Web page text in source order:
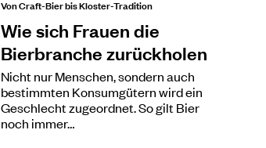
Von Craft-Bier bis Kloster-Tradition
Wie sich Frauen die
Bierbranche zurückholen
Nicht nur Menschen, sondern auch
bestimmten Konsumgütern wird ein
Geschlecht zugeordnet. So gilt Bier
noch immer…